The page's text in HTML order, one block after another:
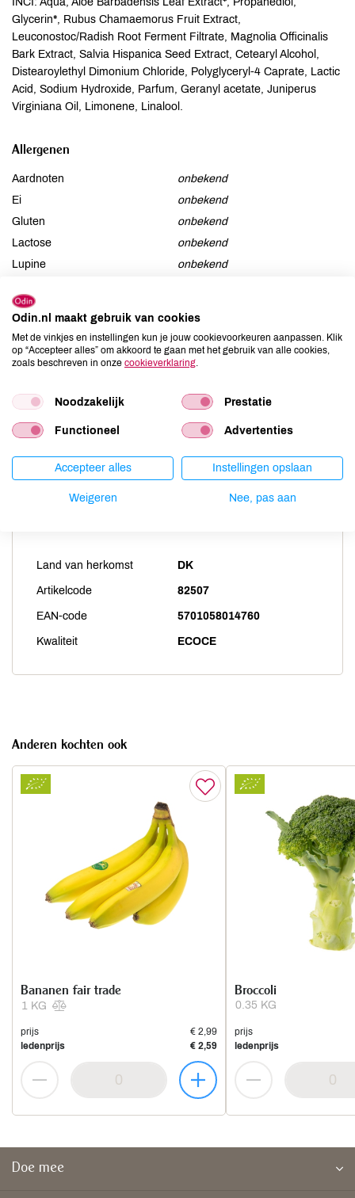
Glycerin*, Rubus Chamaemorus Fruit Extract,
Leuconostoc/Radish Root Ferment Filtrate, Magnolia Officinalis
Bark Extract, Salvia Hispanica Seed Extract, Cetearyl Alcohol,
Distearoylethyl Dimonium Chloride, Polyglyceryl-4 Caprate, Lactic
Acid, Sodium Hydroxide, Parfum, Geranyl acetate, Juniperus
Virginiana Oil, Limonene, Linalool.
Allergenen
Aardnoten
onbekend
Ei
onbekend
Gluten
onbekend
Lactose
onbekend
Lupine
onbekend
Noten
Selderij
onbekend
Sesam
onbekend
Vis
onbekend
Weekdieren
onbekend
Land van herkomst DK
Artikelcode 82507
EAN-code 5701058014760
Kwaliteit ECOCE
Anderen kochten ook
1 KG
Bananen fair trade
prijs
€ 2,99
ledenprijs
€ 2,59
0.35 KG
Broccoli
prijs
ledenprijs
Doe mee
Odin.nl maakt gebruik van cookies
Met de vinkjes en instellingen kun je jouw cookievoorkeuren aanpassen. Klik
op “Accepteer alles” om akkoord te gaan met het gebruik van alle cookies,
zoals beschreven in onze cookieverklaring.
Noodzakelijk Prestatie
Functioneel Advertenties
Accepteer alles Instellingen opslaan
Weigeren Nee, pas aan